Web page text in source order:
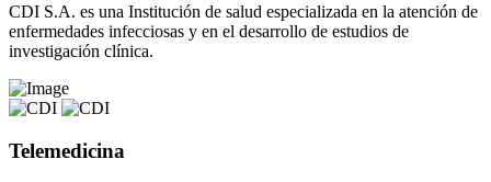
CDI S.A. es una Institución de salud especializada en la atención de
enfermedades infecciosas y en el desarrollo de estudios de
investigación clínica.
Telemedicina